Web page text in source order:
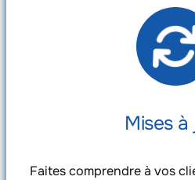
Mises
Faites comprendre à vos